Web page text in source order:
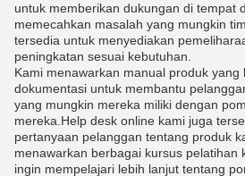
untuk memberikan dukungan di tempat
memecahkan masalah yang mungkin
tersedia untuk menyediakan
peningkatan sesuai kebutuhan.
Kami menawarkan manual produk yang
dokumentasi untuk membantu
yang mungkin mereka miliki dengan
mereka.Help desk online kami juga
pertanyaan pelanggan tentang produk
menawarkan berbagai kursus pelatihan
ingin mempelajari lebih lanjut tentang